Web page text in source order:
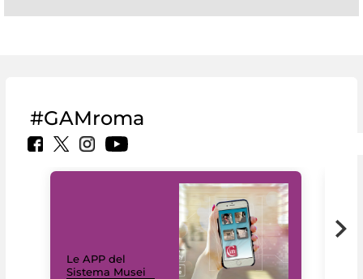
#GAMroma
Le APP del
Sistema Musei